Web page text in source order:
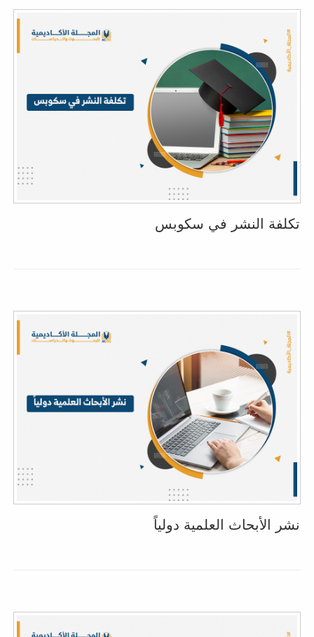
تكلفة النشر في سكوبس
نشر الأبحاث العلمية دولياً